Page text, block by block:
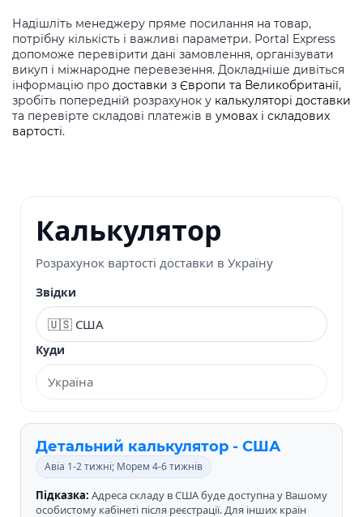
Надішліть менеджеру пряме посилання на товар,
потрібну кількість і важливі параметри. Portal Express
допоможе перевірити дані замовлення, організувати
викуп і міжнародне перевезення. Докладніше дивіться
інформацію про доставки з Європи та Великобританії,
зробіть попередній розрахунок у калькуляторі доставки
та перевірте складові платежів в умовах і складових
вартості.
Калькулятор
Розрахунок вартості доставки в Україну
Звідки
Куди
Детальний калькулятор - США
Авіа 1-2 тижні; Морем 4-6 тижнів
Підказка: Адреса складу в США буде доступна у Вашому
особистому кабінеті після реєстрації. Для інших країн